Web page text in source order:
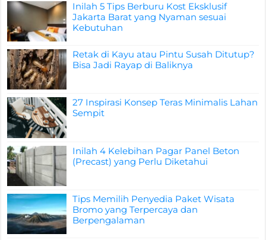
Inilah 5 Tips Berburu Kost Eksklusif
Jakarta Barat yang Nyaman sesuai
Kebutuhan
Retak di Kayu atau Pintu Susah Ditutup?
Bisa Jadi Rayap di Baliknya
27 Inspirasi Konsep Teras Minimalis Lahan
Sempit
Inilah 4 Kelebihan Pagar Panel Beton
(Precast) yang Perlu Diketahui
Tips Memilih Penyedia Paket Wisata
Bromo yang Terpercaya dan
Berpengalaman